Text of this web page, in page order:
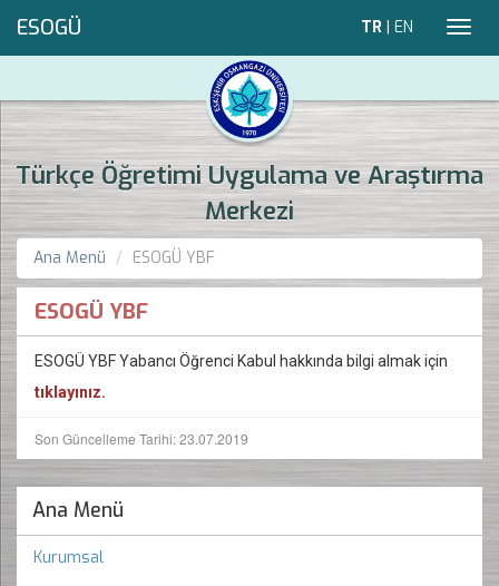
ESOGÜ TR | EN
Türkçe Öğretimi Uygulama ve Araştırma
Merkezi
Ana Menü ESOGÜ YBF
ESOGÜ YBF
ESOGÜ YBF Yabancı Öğrenci Kabul hakkında bilgi almak için
tıklayınız.
Son Güncelleme Tarihi: 23.07.2019
Ana Menü
Kurumsal